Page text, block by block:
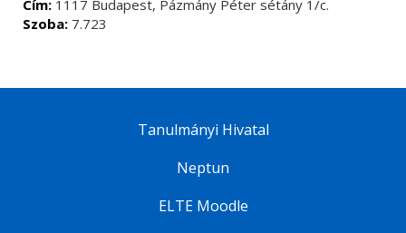
Cím: 1117 Budapest, Pázmány Péter sétány 1/c.
Szoba: 7.723
Tanulmányi Hivatal
Neptun
ELTE Moodle